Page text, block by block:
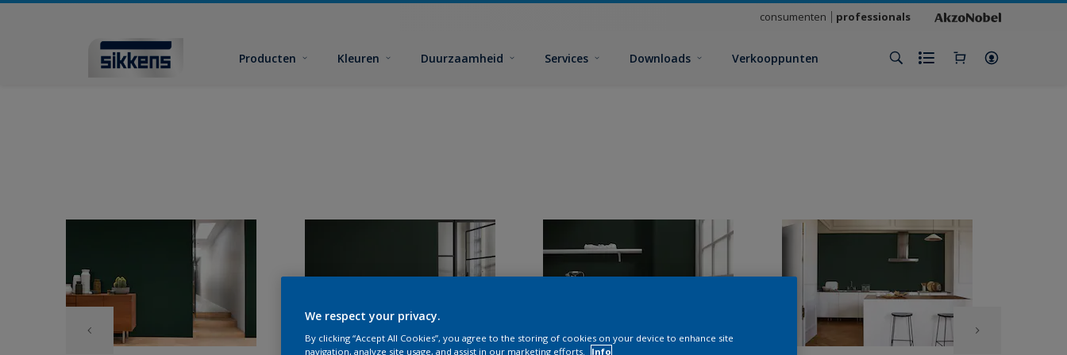
consumenten professionals
Producten Kleuren Duurzaamheid Services Downloads Verkooppunten
We respect your privacy.
By clicking “Accept All Cookies”, you agree to the storing of cookies on your device to enhance site
navigation, analyze site usage, and assist in our marketing efforts.
Info